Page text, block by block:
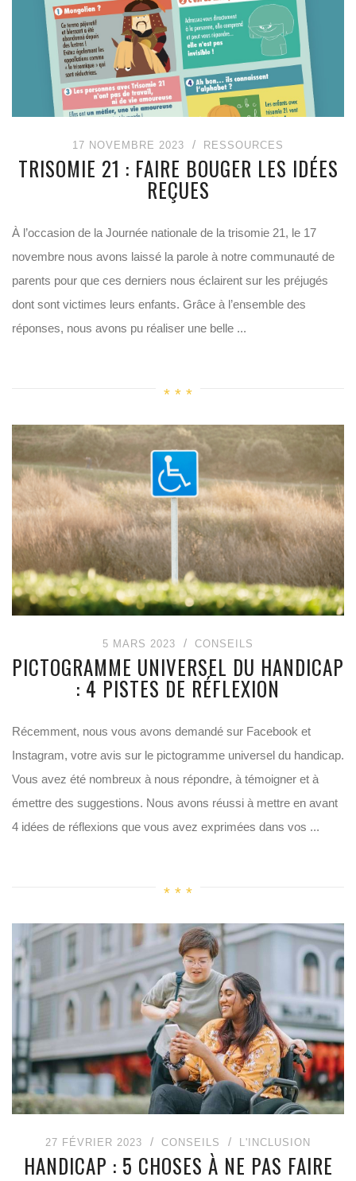
17 NOVEMBRE 2023 RESSOURCES
TRISOMIE 21 : FAIRE BOUGER LES IDÉES
REÇUES
À l’occasion de la Journée nationale de la trisomie 21, le 17
novembre nous avons laissé la parole à notre communauté de
parents pour que ces derniers nous éclairent sur les préjugés
dont sont victimes leurs enfants. Grâce à l’ensemble des
réponses, nous avons pu réaliser une belle ...
5 MARS 2023 CONSEILS
PICTOGRAMME UNIVERSEL DU HANDICAP
: 4 PISTES DE RÉFLEXION
Récemment, nous vous avons demandé sur Facebook et
Instagram, votre avis sur le pictogramme universel du handicap.
Vous avez été nombreux à nous répondre, à témoigner et à
émettre des suggestions. Nous avons réussi à mettre en avant
4 idées de réflexions que vous avez exprimées dans vos ...
27 FÉVRIER 2023 CONSEILS L'INCLUSION
HANDICAP : 5 CHOSES À NE PAS FAIRE